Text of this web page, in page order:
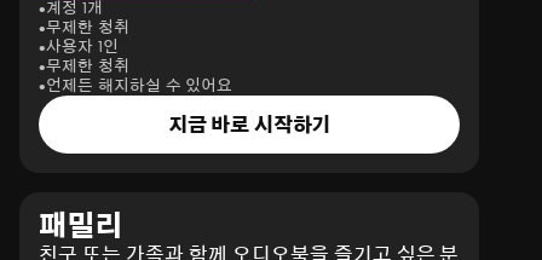
계정 1개
무제한 청취
사용자 1인
무제한 청취
언제든 해지하실 수 있어요
지금 바로 시작하기
패밀리
친구 또는 가족과 함께 오디오북을 즐기고 싶은 분